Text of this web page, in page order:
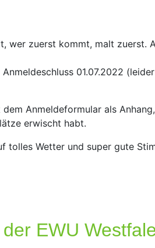
wer zuerst kommt, malt zuerst.
01.07.2022
Anmeldeformular als
erwischt habt.
tolles Wetter und super gute
EWU